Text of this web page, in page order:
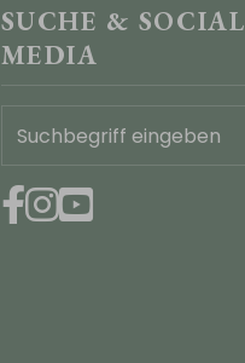
SUCHE & SOCIAL
MEDIA